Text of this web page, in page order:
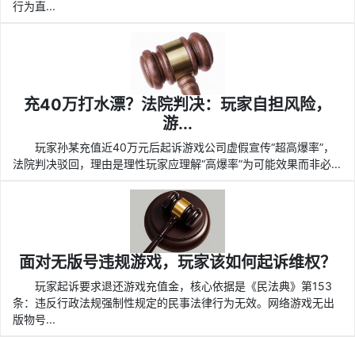
行为直...
充40万打水漂？法院判决：玩家自担风险，
游...
玩家孙某充值近40万元后起诉游戏公司虚假宣传“超高爆率”，
法院判决驳回，理由是理性玩家应理解“高爆率”为可能效果而非必...
面对无版号违规游戏，玩家该如何起诉维权？
玩家起诉要求退还游戏充值金，核心依据是《民法典》第153
条：违反行政法规强制性规定的民事法律行为无效。网络游戏无出
版物号...